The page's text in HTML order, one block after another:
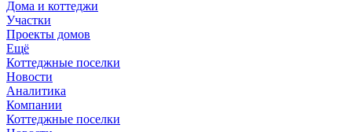
Дома и коттеджи
Участки
Проекты домов
Ещё
Коттеджные поселки
Новости
Аналитика
Компании
Коттеджные поселки